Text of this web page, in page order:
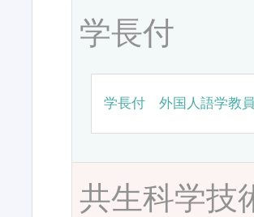
学長付
学長付 外国人語学教員
共生科学技